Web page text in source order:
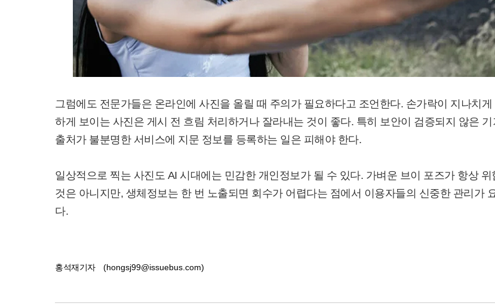
그럼에도 전문가들은 온라인에 사진을 올릴 때 주의가 필요하다고 조언한다. 손가락이 지나치게
하게 보이는 사진은 게시 전 흐림 처리하거나 잘라내는 것이 좋다. 특히 보안이 검증되지 않은 기
출처가 불분명한 서비스에 지문 정보를 등록하는 일은 피해야 한다.
일상적으로 찍는 사진도 AI 시대에는 민감한 개인정보가 될 수 있다. 가벼운 브이 포즈가 항상 위
것은 아니지만, 생체정보는 한 번 노출되면 회수가 어렵다는 점에서 이용자들의 신중한 관리가
다.
홍석재기자 (hongsj99@issuebus.com)